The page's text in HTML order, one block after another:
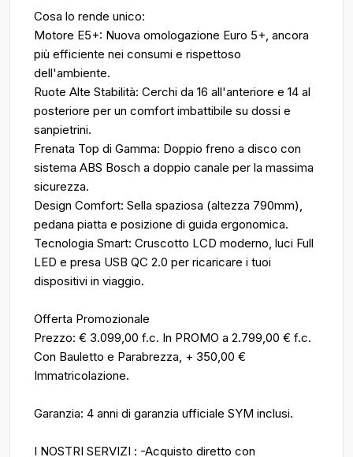
Cosa lo rende unico:
Motore E5+: Nuova omologazione Euro 5+, ancora
più efficiente nei consumi e rispettoso
dell'ambiente.
Ruote Alte Stabilità: Cerchi da 16 all'anteriore e 14 al
posteriore per un comfort imbattibile su dossi e
sanpietrini.
Frenata Top di Gamma: Doppio freno a disco con
sistema ABS Bosch a doppio canale per la massima
sicurezza.
Design Comfort: Sella spaziosa (altezza 790mm),
pedana piatta e posizione di guida ergonomica.
Tecnologia Smart: Cruscotto LCD moderno, luci Full
LED e presa USB QC 2.0 per ricaricare i tuoi
dispositivi in viaggio.
Offerta Promozionale
Prezzo: € 3.099,00 f.c. In PROMO a 2.799,00 € f.c.
Con Bauletto e Parabrezza, + 350,00 €
Immatricolazione.
Garanzia: 4 anni di garanzia ufficiale SYM inclusi.
I NOSTRI SERVIZI : -Acquisto diretto con